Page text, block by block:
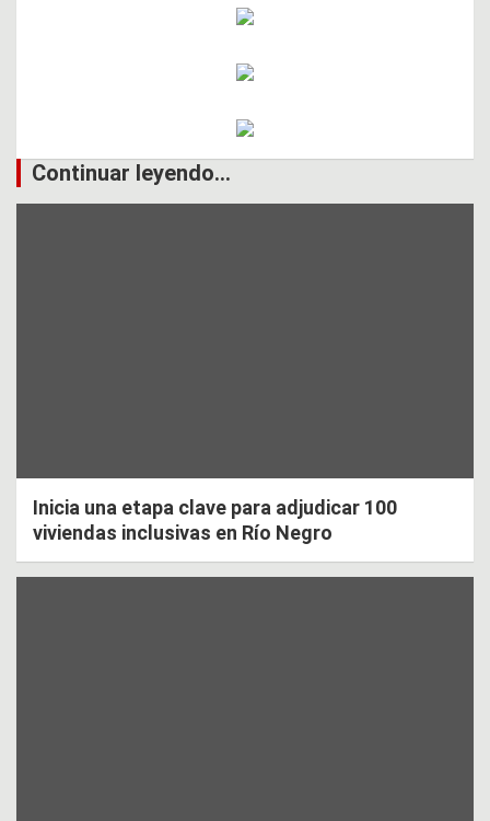
Continuar leyendo...
Inicia una etapa clave para adjudicar 100
viviendas inclusivas en Río Negro